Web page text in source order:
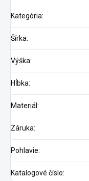
Kategória:
Šírka:
Výška:
Hĺbka:
Materiál :
Záruka:
Pohlavie:
Katalogové číslo: